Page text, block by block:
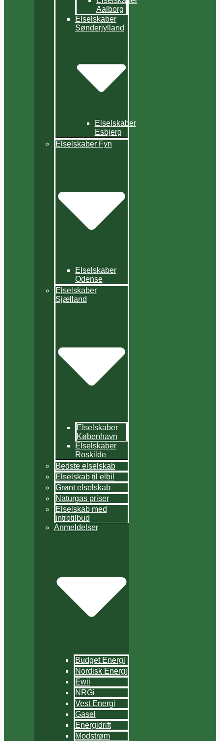
Aalborg
Elselskaber
Sønderjylland
Elselskaber
Esbjerg
Elselskaber Fyn
Elselskaber
Odense
Elselskaber
Sjælland
Elselskaber
København
Elselskaber
Roskilde
Bedste elselskab
Elselskab til elbil
Grønt elselskab
Naturgas priser
Elselskab med
introtilbud
Anmeldelser
Budget Energi
Nordisk Energi
Ewii
NRGi
Vest Energi
Gasel
Energidrift
Modstrøm